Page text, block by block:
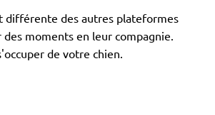
différente des autres plateformes
moments en leur compagnie.
de votre chien.